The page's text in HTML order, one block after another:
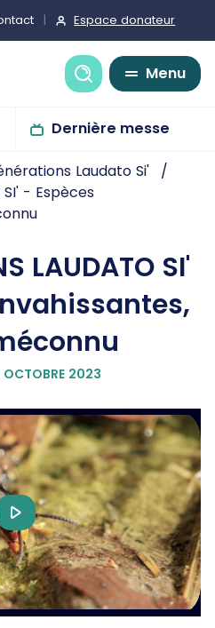
Espace donateur
Recherche
Menu
Dernière messe
Laudato Si'
SI' - Espèces
LAUDATO SI'
OCTOBRE 2023
Play
Video